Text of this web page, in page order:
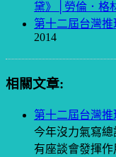
黛》│勞倫．格
第十二屆台灣推
2014
相關文章:
第十二屆台灣推
今年沒力氣寫
有座談會發揮